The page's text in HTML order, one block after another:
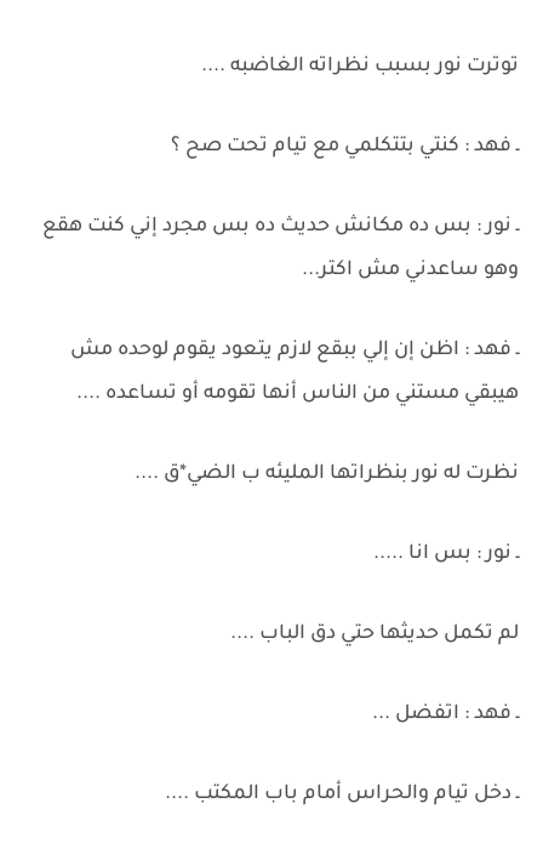
توترت نور بسبب نظراته الغاضبه ....
ـ فهد : كنتي بتتكلمي مع تيام تحت صح ؟
ـ نور : بس ده مكانش حديث ده بس مجرد إني كنت هقع
وهو ساعدني مش اكتر...
ـ فهد : اظن إن إلي ببقع لازم يتعود يقوم لوحده مش
هيبقي مستني من الناس أنها تقومه أو تساعده ....
نظرت له نور بنظراتها المليئه ب الضي*ق ....
ـ نور : بس انا .....
لم تكمل حديثها حتي دق الباب ....
ـ فهد : اتفضل ...
ـ دخل تيام والحراس أمام باب المكتب ....